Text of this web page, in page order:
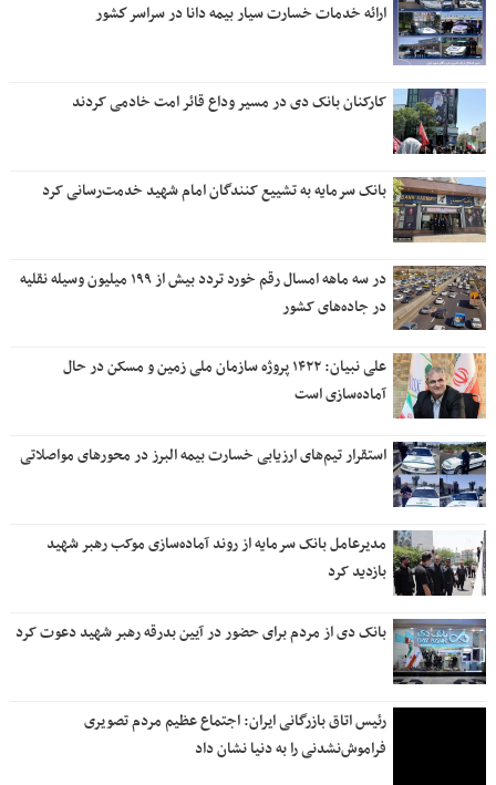
ارائه خدمات خسارت سیار بیمه دانا در سراسر كشور
کارکنان بانک دی در مسیر وداع قائر امت خادمی کردند
بانک سرمایه به تشییع کنندگان امام شهید خدمت‌رسانی کرد
در سه ماهه امسال رقم خورد تردد بیش از ۱۹۹ میلیون وسیله نقلیه
در جاده‌های کشور
علی نبیان: ۱۴۲۲ پروژه سازمان ملی زمین و مسکن در حال
آماده‌سازی است
استقرار تیم‌های ارزیابی خسارت بیمه البرز در محورهای مواصلاتی
مدیرعامل بانک سرمایه از روند آماده‌سازی موکب رهبر شهید
بازدید کرد
بانک دی از مردم برای حضور در آیین بدرقه رهبر شهید دعوت کرد
رئیس اتاق بازرگانی ایران: اجتماع عظیم مردم تصویری
فراموش‌نشدنی را به دنیا نشان داد